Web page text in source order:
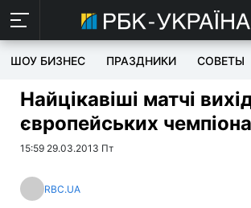
ШОУ БИЗНЕС ПРАЗДНИКИ СОВЕТЫ
Найцікавіші матчі
європейських
15:59 29.03.2013 Пт
RBC.UA